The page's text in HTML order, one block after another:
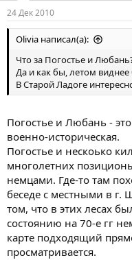
24 Дек 2010
Olivia написал(а):
Что за Погостье и
Да и как бы, летом виднее
В Старой Ладоге
Погостье и Любань -
военно-историческая.
Погостье и нескоько
многолетних
немцами. Где-то там
беседе с местными в
том, что в этих лесах
состоянию на 70-е гг
карте подходящий
просматривается.